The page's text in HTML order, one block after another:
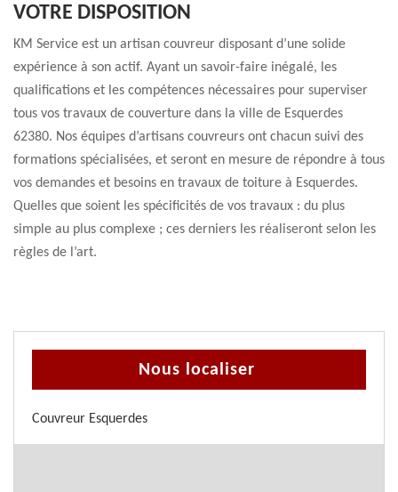
VOTRE DISPOSITION
KM Service est un artisan couvreur disposant d’une solide
expérience à son actif. Ayant un savoir-faire inégalé, les
qualifications et les compétences nécessaires pour superviser
tous vos travaux de couverture dans la ville de Esquerdes
62380. Nos équipes d’artisans couvreurs ont chacun suivi des
formations spécialisées, et seront en mesure de répondre à tous
vos demandes et besoins en travaux de toiture à Esquerdes.
Quelles que soient les spécificités de vos travaux : du plus
simple au plus complexe ; ces derniers les réaliseront selon les
règles de l’art.
Nous localiser
Couvreur Esquerdes